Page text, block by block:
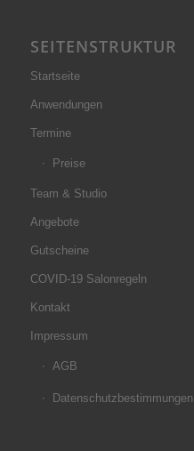
SEITENSTRUKTUR
Startseite
Anwendungen
Termine
Preise
Team & Studio
Angebote
Gutscheine
COVID-19 Salonregeln
Kontakt
Impressum
AGB
Datenschutzbestimmungen